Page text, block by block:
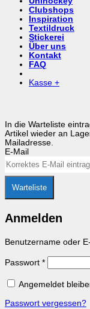
Clubshops
Inspiration
Textildruck
Stickerei
Über uns
Kontakt
FAQ
Kasse +
In die Warteliste
Artikel wieder an
Mailadresse.
E-Mail
Warteliste
Anmelden
Benutzername oder
Passwort *Erforderlich
Angemeldet
Passwort vergessen?